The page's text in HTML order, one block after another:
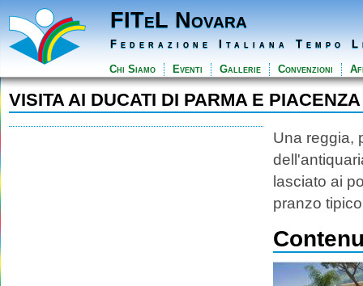
FITeL Novara
Federazione Italiana Tempo
Chi Siamo Eventi Gallerie Convenzioni
VISITA AI DUCATI DI PARMA E PIACENZA
Una reggia,
lasciato ai
pranzo